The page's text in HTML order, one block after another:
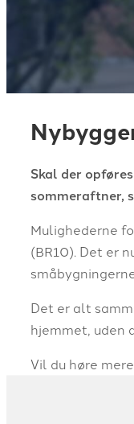
Skal der
sommeraftner,
Mulighederne
(BR10). Det er
Det er alt
hjemmet, uden
Vil du høre